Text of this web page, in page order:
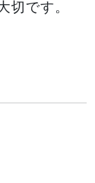
です。